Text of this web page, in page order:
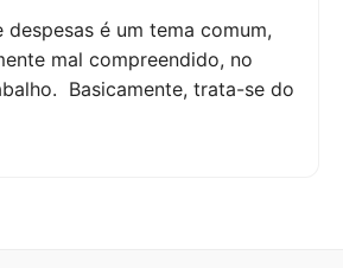
despesas é um tema comum,
mal compreendido, no
Basicamente, trata-se do